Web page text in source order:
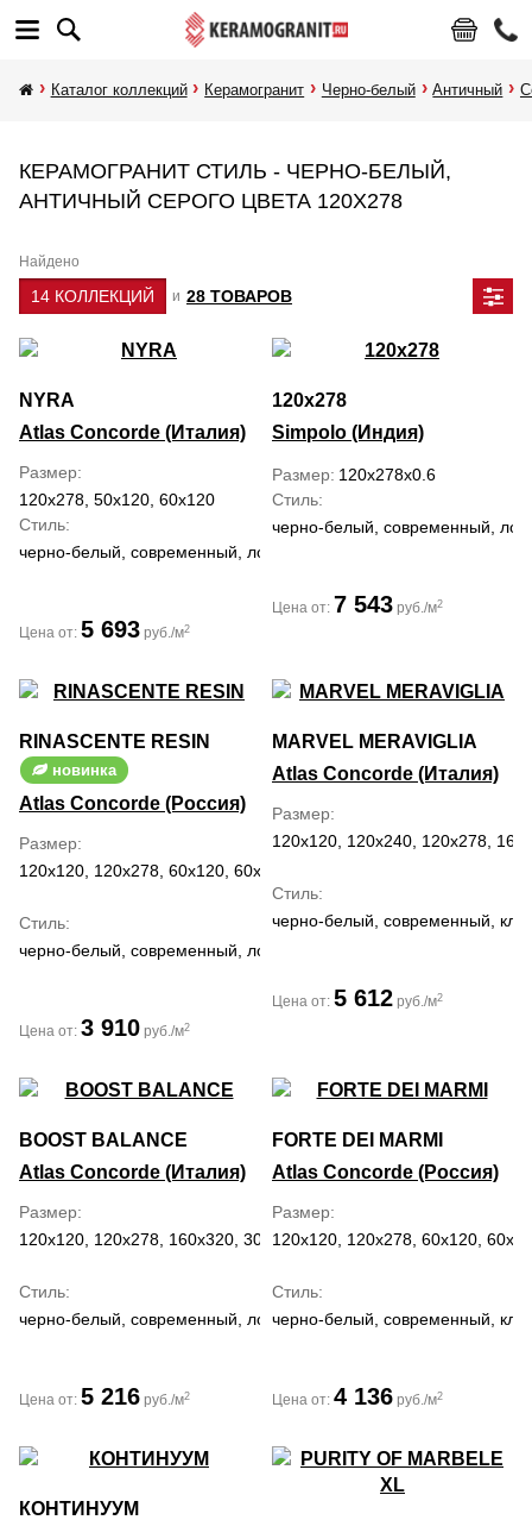
Каталог коллекций Керамогранит Черно-белый Античный
КЕРАМОГРАНИТ СТИЛЬ - ЧЕРНО-БЕЛЫЙ,
АНТИЧНЫЙ СЕРОГО ЦВЕТА 120Х278
Найдено
14 КОЛЛЕКЦИЙ и 28 ТОВАРОВ
NYRA
Atlas Concorde (Италия)
Размер
120x278, 50x120, 60x120
Стиль
черно-белый, современный, лофт, классический
Цена от: 5 693 руб./м2
120x278
Simpolo (Индия)
Размер 120x278x0.6
Стиль
черно-белый, современный,
Цена от: 7 543 руб./м2
RINASCENTE RESIN
новинка
Atlas Concorde (Россия)
Размер
120x120, 120x278, 60x120, 60x60, 7.5x30, 80x160, 80x80
Стиль
черно-белый, современный, лофт
Цена от: 3 910 руб./м2
MARVEL MERAVIGLIA
Atlas Concorde (Италия)
Размер
120x120, 120x240, 120x278,
Стиль
черно-белый, современный,
Цена от: 5 612 руб./м2
BOOST BALANCE
Atlas Concorde (Италия)
Размер
120x120, 120x278, 160x320, 30x60, 60x120, 60x60, 75x75
Стиль
черно-белый, современный, лофт
Цена от: 5 216 руб./м2
FORTE DEI MARMI
Atlas Concorde (Россия)
Размер
120x120, 120x278, 60x120,
Стиль
черно-белый, современный,
Цена от: 4 136 руб./м2
КОНТИНУУМ